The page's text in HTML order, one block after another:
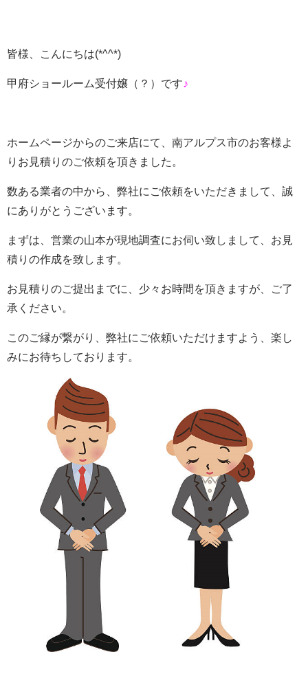
皆様、こんにちは(*^^*)
甲府ショールーム受付嬢（？）です♪
ホームページからのご来店にて、南アルプス市のお客様よ
りお見積りのご依頼を頂きました。
数ある業者の中から、弊社にご依頼をいただきまして、誠
にありがとうございます。
まずは、営業の山本が現地調査にお伺い致しまして、お見
積りの作成を致します。
お見積りのご提出までに、少々お時間を頂きますが、ご了
承ください。
このご縁が繋がり、弊社にご依頼いただけますよう、楽し
みにお待ちしております。